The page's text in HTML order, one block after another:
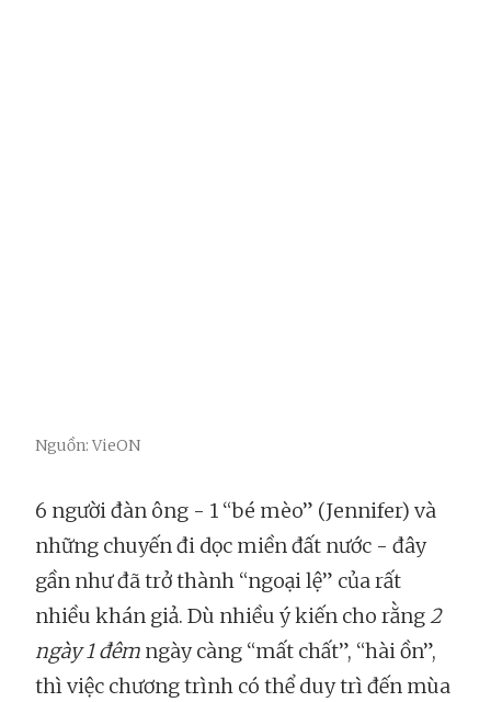
Nguồn: VieON
6 người đàn ông - 1 “bé mèo” (Jennifer) và
những chuyến đi dọc miền đất nước - đây
gần như đã trở thành “ngoại lệ” của rất
nhiều khán giả. Dù nhiều ý kiến cho rằng2
ngày 1 đêm ngày càng “mất chất”, “hài ồn”,
thì việc chương trình có thể duy trì đến mùa